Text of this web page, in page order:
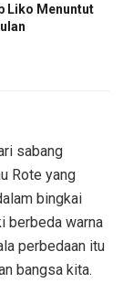
Liko Menuntut
sabang
Rote yang
bingkai
berbeda warna
perbedaan itu
bangsa kita.